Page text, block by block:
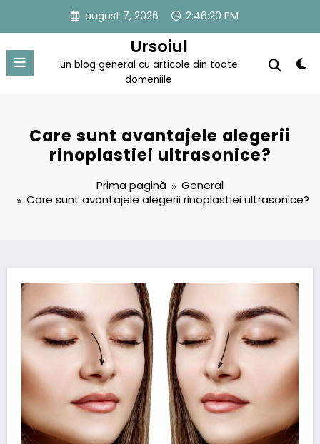
conținut
august 7, 2026 2:46:21 PM
Ursoiul
un blog general cu articole din toate
domeniile
Care sunt avantajele alegerii
rinoplastiei ultrasonice?
Prima pagină
General
Care sunt avantajele alegerii rinoplastiei ultrasonice?